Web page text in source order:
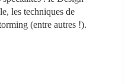
les techniques de
(entre autres !).